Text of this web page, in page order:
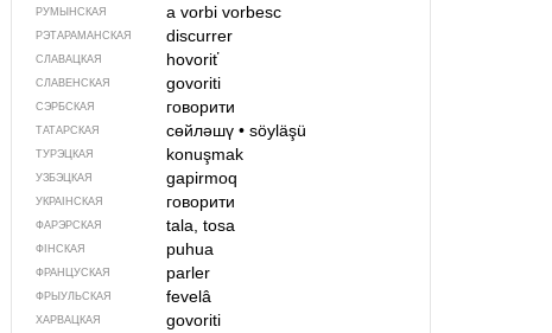
РУМЫНСКАЯ a vorbivorbesc
РЭТАРАМАНСКАЯ discurrer
СЛАВАЦКАЯ hovoriť
СЛАВЕНСКАЯ govoriti
СЭРБСКАЯ говорити
ТАТАРСКАЯ сөйләшү• söyläşü
ТУРЭЦКАЯ konuşmak
УЗБЭЦКАЯ gapirmoq
УКРАІНСКАЯ говорити
ФАРЭРСКАЯ tala, tosa
ФІНСКАЯ puhua
ФРАНЦУСКАЯ parler
ФРЫУЛЬСКАЯ fevelâ
ХАРВАЦКАЯ govoriti